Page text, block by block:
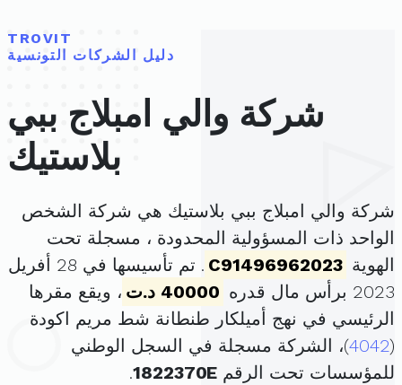
TROVIT
دليل الشركات التونسية
شركة والي امبلاج ببي
بلاستيك
شركة والي امبلاج ببي بلاستيك هي شركة الشخص
الواحد ذات المسؤولية المحدودة ، مسجلة تحت
الهوية C91496962023
. تم تأسيسها في 28 أفريل
2023 برأس مال قدره
40000 د.ت
، ويقع مقرها
الرئيسي في نهج أميلكار طنطانة شط مريم اكودة
(
4042)، الشركة مسجلة في السجل الوطني
للمؤسسات تحت الرقم 1822370E
.